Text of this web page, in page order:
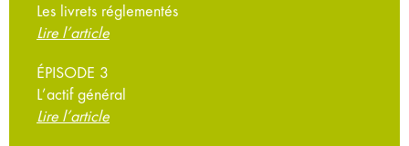
Les livrets réglementés
Lire l’article
ÉPISODE 3
L’actif général
Lire l’article